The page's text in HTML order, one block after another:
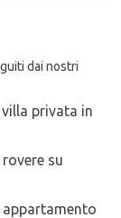
dai nostri
privata in
su